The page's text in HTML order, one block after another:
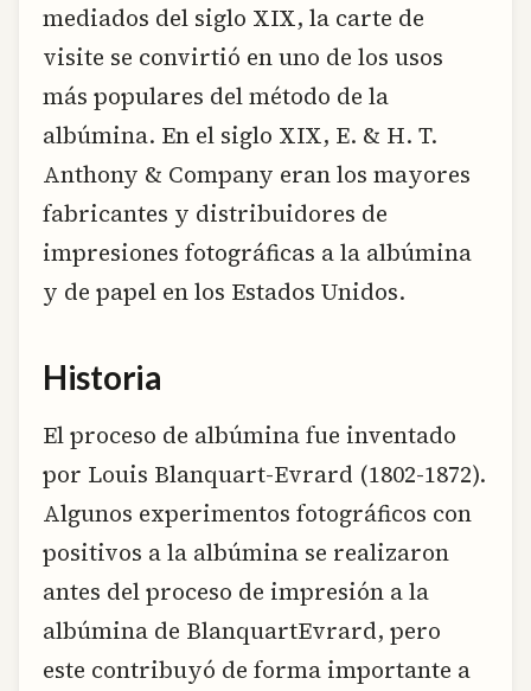
mediados del siglo XIX, la carte de
visite se convirtió en uno de los usos
más populares del método de la
albúmina. En el siglo XIX, E. & H. T.
Anthony & Company eran los mayores
fabricantes y distribuidores de
impresiones fotográficas a la albúmina
y de papel en los Estados Unidos.
Historia
El proceso de albúmina fue inventado
por Louis Blanquart-Evrard (1802-1872).
Algunos experimentos fotográficos con
positivos a la albúmina se realizaron
antes del proceso de impresión a la
albúmina de BlanquartEvrard, pero
este contribuyó de forma importante a